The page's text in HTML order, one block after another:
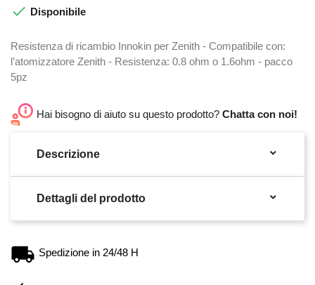
 Disponibile
Resistenza di ricambio Innokin per Zenith - Compatibile con:
l’atomizzatore Zenith - Resistenza: 0.8 ohm o 1.6ohm - pacco
5pz
Hai bisogno di aiuto su questo prodotto? Chatta con noi!
Descrizione 
Dettagli del prodotto 
Spedizione in 24/48 H